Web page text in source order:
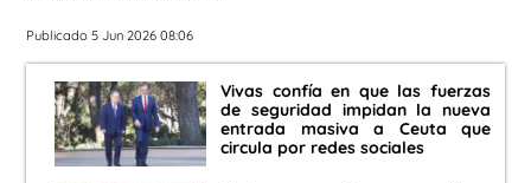
Publicado 5 Jun 2026 08:06
Vivas confía en que las fuerzas
de seguridad impidan la nueva
entrada masiva a Ceuta que
circula por redes sociales